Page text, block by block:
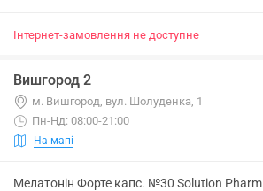
Інтернет-замовлення не доступне
Вишгород 2
м. Вишгород, вул. Шолуденка, 1
Пн-Нд: 08:00-21:00
На мапі
Мелатонін Форте капс. №30 Solution Pharm